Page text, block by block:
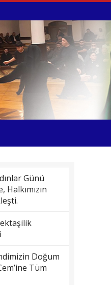
Günü
Doğum
Tüm